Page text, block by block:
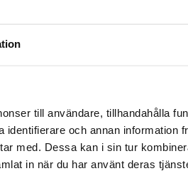
till användare, tillhandahålla
och annan information
med. Dessa kan i sin tur
in när du har använt deras
Du kan direkt börja registrera
som lär känna just ditt
och följa dina ärenden i realtid.